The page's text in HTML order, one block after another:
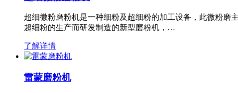
超细微粉磨粉机是一种细粉及超细粉的加工设备，此微粉磨
超细粉的生产而研发制造的新型磨粉机，…
了解详情
雷蒙磨粉机